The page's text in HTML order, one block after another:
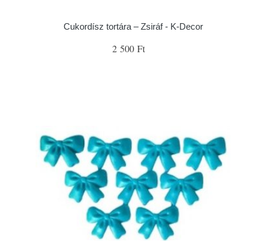
Cukordísz tortára – Zsiráf - K-Decor
2 500 Ft